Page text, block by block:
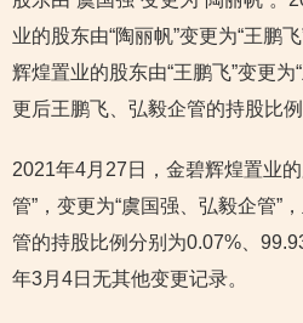
业的股东由“陶丽帆”变更为“王鹏
辉煌置业的股东由“王鹏飞”变更
更后王鹏飞、弘毅企管的持股比
2021年4月27日，金碧辉煌置业
管”，变更为“虞国强、弘毅企管”
管的持股比例分别为0.07%、
年3月4日无其他变更记录。